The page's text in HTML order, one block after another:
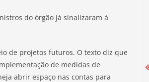
do órgão já sinalizaram à
de projetos futuros. O texto diz que
de medidas de
abrir espaço nas contas para